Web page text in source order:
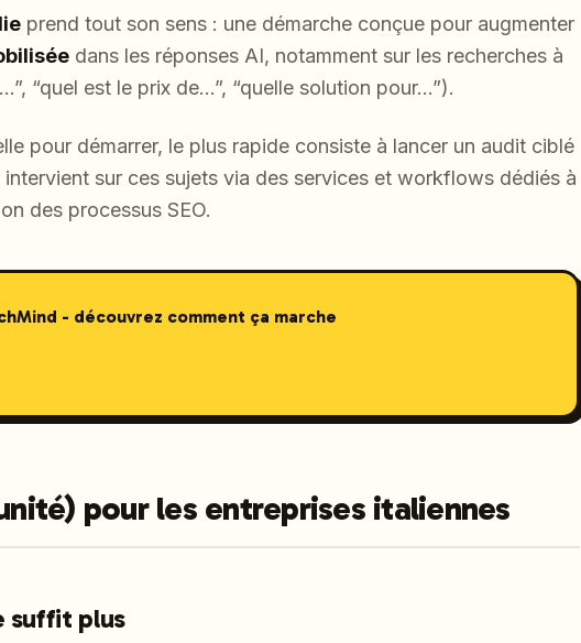
prend tout son sens : une démarche conçue pour augmenter
dans les réponses AI, notamment sur les recherches à
“quel est le prix de…”, “quelle solution pour…”).
pour démarrer, le plus rapide consiste à lancer un audit ciblé
intervient sur ces sujets via des services et workflows dédiés à
des processus SEO.
- découvrez comment ça marche
pour les entreprises italiennes
suffit plus